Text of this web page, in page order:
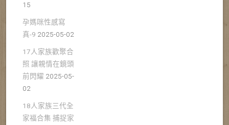
15
孕媽咪性感寫
真-9 2025-05-02
17人家族歡聚合
照 讓親情在鏡頭
前閃耀 2025-05-
02
18人家族三代全
家福合集 捕捉家